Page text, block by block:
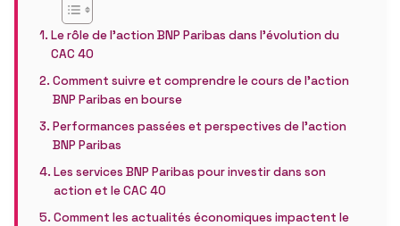
Le rôle de l’action BNP Paribas dans l’évolution du
CAC 40
Comment suivre et comprendre le cours de l’action
BNP Paribas en bourse
Performances passées et perspectives de l’action
BNP Paribas
Les services BNP Paribas pour investir dans son
action et le CAC 40
Comment les actualités économiques impactent le